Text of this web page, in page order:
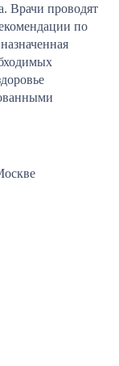
Врачи проводят
по